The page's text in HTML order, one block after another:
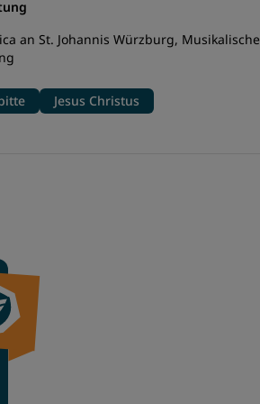
an St. Johannis Würzburg, Musikalische
Jesus Christus